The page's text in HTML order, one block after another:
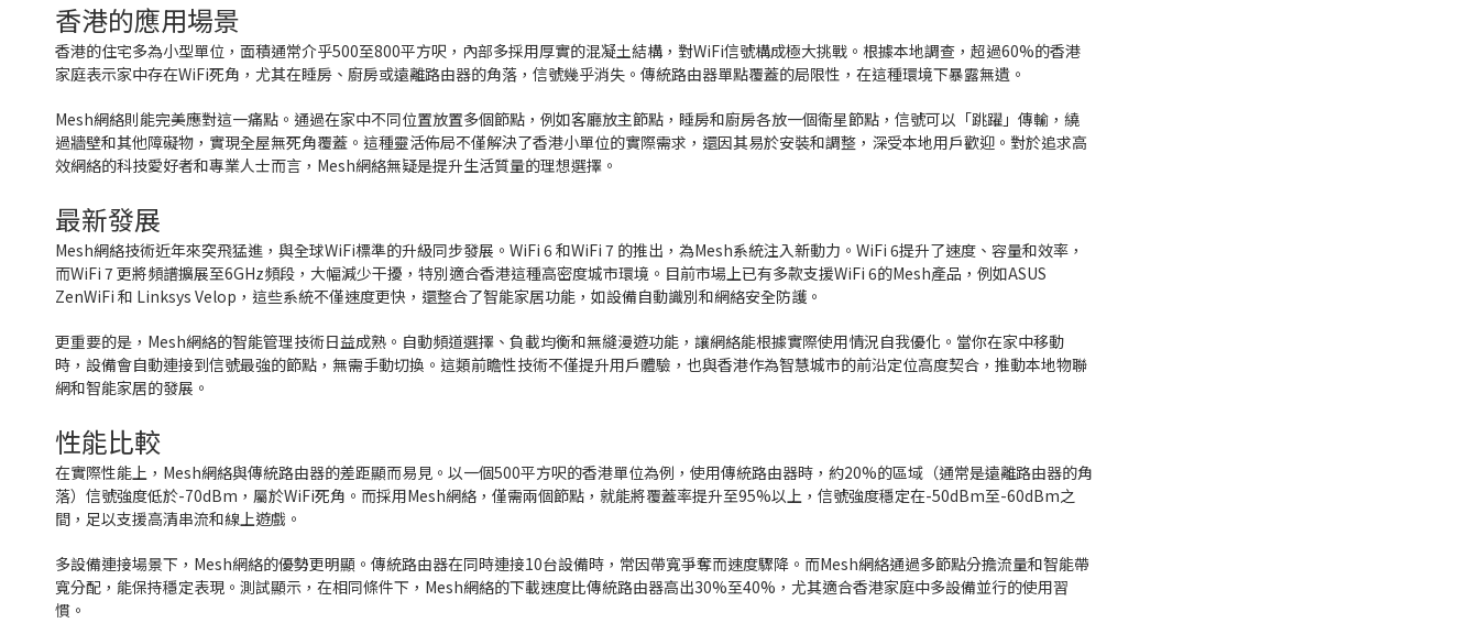
香港的應用場景
香港的住宅多為小型單位，面積通常介乎500至800平方呎，內部多採用厚實的混凝土結構，對WiFi信號構成極大挑戰。根據本地調查，超過60%的香港
家庭表示家中存在WiFi死角，尤其在睡房、廚房或遠離路由器的角落，信號幾乎消失。傳統路由器單點覆蓋的局限性，在這種環境下暴露無遺。
Mesh網絡則能完美應對這一痛點。通過在家中不同位置放置多個節點，例如客廳放主節點，睡房和廚房各放一個衛星節點，信號可以「跳躍」傳輸，繞
過牆壁和其他障礙物，實現全屋無死角覆蓋。這種靈活佈局不僅解決了香港小單位的實際需求，還因其易於安裝和調整，深受本地用戶歡迎。對於追求高
效網絡的科技愛好者和專業人士而言，Mesh網絡無疑是提升生活質量的理想選擇。
最新發展
Mesh網絡技術近年來突飛猛進，與全球WiFi標準的升級同步發展。WiFi 6 和WiFi 7 的推出，為Mesh系統注入新動力。WiFi 6提升了速度、容量和效率，
而WiFi 7 更將頻譜擴展至6GHz頻段，大幅減少干擾，特別適合香港這種高密度城市環境。目前市場上已有多款支援WiFi 6的Mesh產品，例如ASUS
ZenWiFi 和 Linksys Velop，這些系統不僅速度更快，還整合了智能家居功能，如設備自動識別和網絡安全防護。
更重要的是，Mesh網絡的智能管理技術日益成熟。自動頻道選擇、負載均衡和無縫漫遊功能，讓網絡能根據實際使用情況自我優化。當你在家中移動
時，設備會自動連接到信號最強的節點，無需手動切換。這類前瞻性技術不僅提升用戶體驗，也與香港作為智慧城市的前沿定位高度契合，推動本地物聯
網和智能家居的發展。
性能比較
在實際性能上，Mesh網絡與傳統路由器的差距顯而易見。以一個500平方呎的香港單位為例，使用傳統路由器時，約20%的區域（通常是遠離路由器的角
落）信號強度低於-70dBm，屬於WiFi死角。而採用Mesh網絡，僅需兩個節點，就能將覆蓋率提升至95%以上，信號強度穩定在-50dBm至-60dBm之
間，足以支援高清串流和線上遊戲。
多設備連接場景下，Mesh網絡的優勢更明顯。傳統路由器在同時連接10台設備時，常因帶寬爭奪而速度驟降。而Mesh網絡通過多節點分擔流量和智能帶
寬分配，能保持穩定表現。測試顯示，在相同條件下，Mesh網絡的下載速度比傳統路由器高出30%至40%，尤其適合香港家庭中多設備並行的使用習
慣。